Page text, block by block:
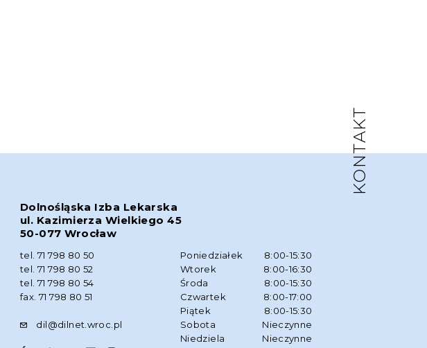
KONTAKT
Dolnośląska Izba Lekarska
ul. Kazimierza Wielkiego 45
50-077 Wrocław
tel. 71 798 80 50
tel. 71 798 80 52
tel. 71 798 80 54
fax. 71 798 80 51
dil@dilnet.wroc.pl
Poniedziałek
8:00-15:30
Wtorek
8:00-16:30
Środa
8:00-15:30
Czwartek
8:00-17:00
Piątek
8:00-15:30
Sobota
Nieczynne
Niedziela
Nieczynne